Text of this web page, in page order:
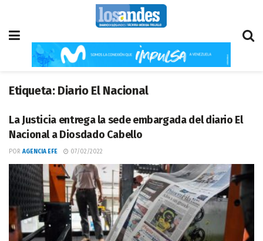
Etiqueta: Diario El Nacional
La Justicia entrega la sede embargada del diario El
Nacional a Diosdado Cabello
POR AGENCIA EFE 07/02/2022